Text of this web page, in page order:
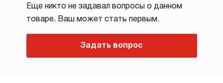
Еще никто не задавал вопросы о данном
товаре. Ваш может стать первым.
Задать вопрос